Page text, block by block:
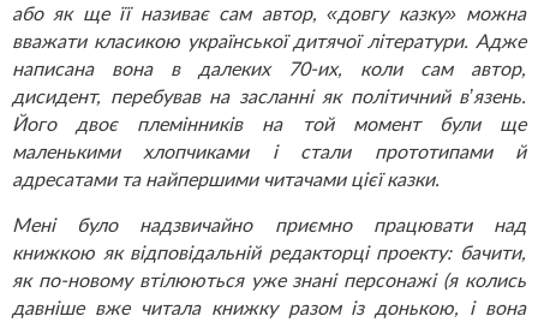
або як ще її називає сам автор, «довгу казку» можна
вважати класикою української дитячої літератури. Адже
написана вона в далеких 70-их, коли сам автор,
дисидент, перебував на засланні як політичний в’язень.
Його двоє племінників на той момент були ще
маленькими хлопчиками і стали прототипами й
адресатами та найпершими читачами цієї казки.
Мені було надзвичайно приємно працювати над
книжкою як відповідальній редакторці проекту: бачити,
як по-новому втілюються уже знані персонажі (я колись
давніше вже читала книжку разом із донькою, і вона